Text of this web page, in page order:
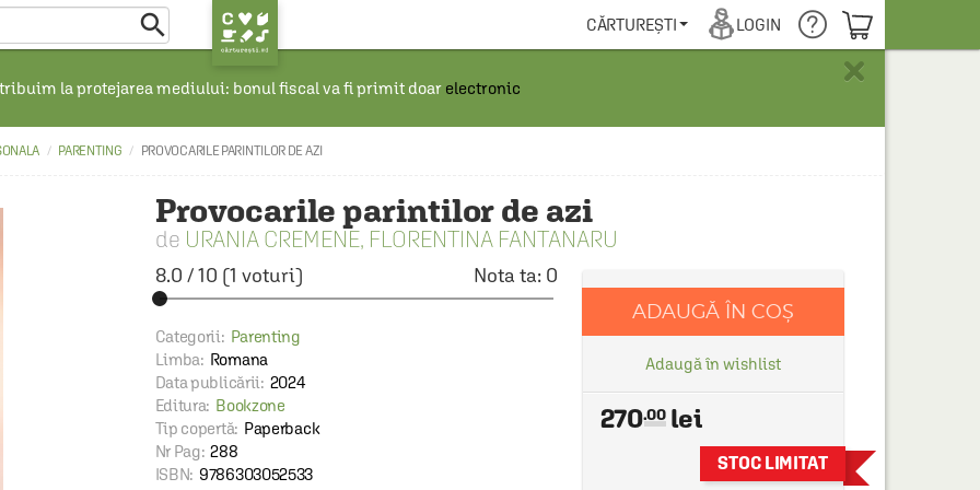
 CĂRTUREȘTI LOGIN COȘUL TĂU
×
la protejarea mediului: bonul fiscal va fi primit doar electronic
PARENTING PROVOCARILE PARINTILOR DE AZI
Provocarile parintilor de azi
URANIA CREMENE, FLORENTINA FANTANARU
8.0 /10 (1 voturi) Nota ta: 0
Categorii: Parenting
Limba: Romana
Data publicării: 2024
Editura: Bookzone
Tip copertă: Paperback
Nr Pag: 288
ISBN: 9786303052533
ADAUGĂ ÎN COȘ
Adaugă în wishlist
270.00
STOC LIMITAT